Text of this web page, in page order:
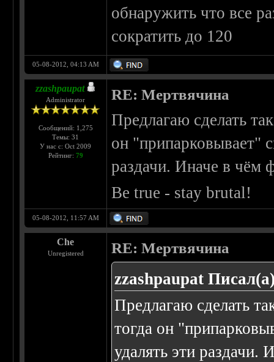
обнаружить что все
сократить до 120
05-08-2012, 04:13 AM
zzashpaupat
Administrator
Сообщений: 1,275
Темы: 31
У нас с: Oct 2009
Рейтинг: 79
RE: Мертвячина
Предлагаю сделать
он "припарковывает"
раздачи. Иначе в чём
Be true - stay brutal!
05-08-2012, 11:57 AM
Che
Unregistered RE: Мертвячина
zzashpaupat
Предлагаю сделать
тогда он
удалять эти раздачи.